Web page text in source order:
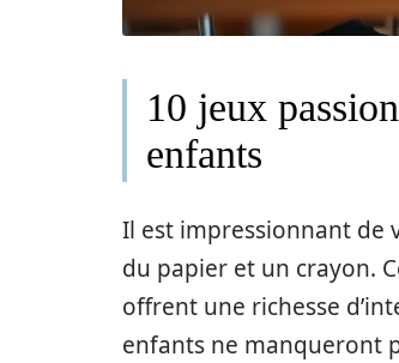
10 jeux
enfants
Il est impressionnant de
du papier et un crayon.
offrent une richesse
enfants ne manqueront